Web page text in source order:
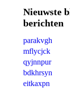
Nieuwste
berichten
parakvgh
mflycjck
qyjnnpur
bdkhrsyn
eitkaxpn